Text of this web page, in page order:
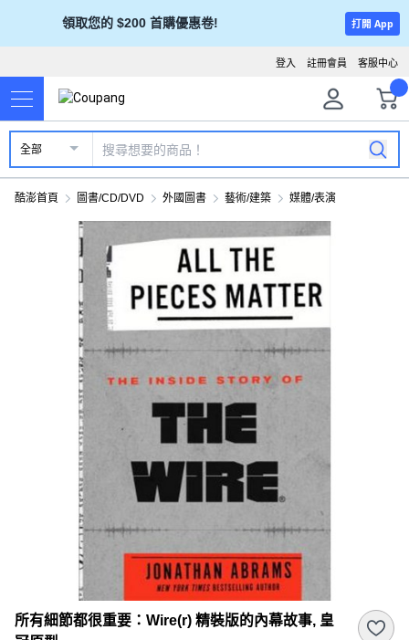
領取您的 $200 首購優惠卷! 打開 App
客服中心
註冊會員
登入
全部
酷澎首頁 圖書/CD/DVD 外國圖書 藝術/建築 媒體/表演
所有細節都很重要：Wire(r) 精裝版的內幕故事, 皇